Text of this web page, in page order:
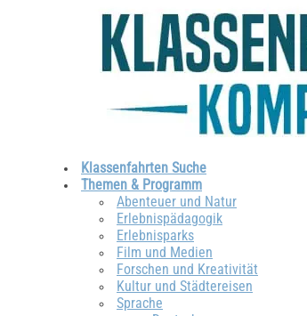
Klassenfahrten Suche
Themen & Programm
Abenteuer und Natur
Erlebnispädagogik
Erlebnisparks
Film und Medien
Forschen und Kreativität
Kultur und Städtereisen
Sprache